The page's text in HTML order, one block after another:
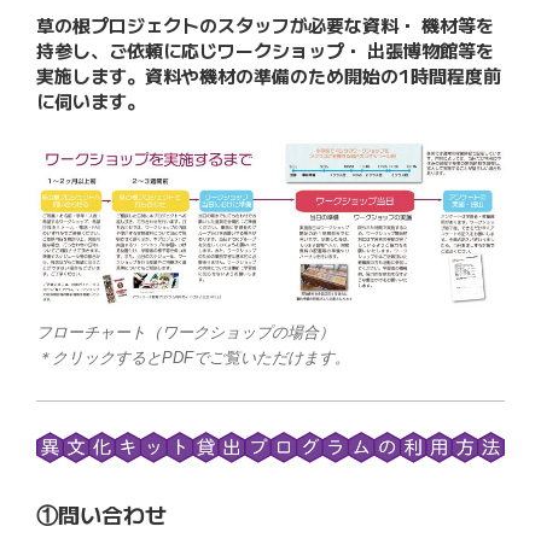
草の根プロジェクトのスタッフが必要な資料・ 機材等を
持参し、ご依頼に応じワークショップ・ 出張博物館等を
実施します。資料や機材の準備のため開始の1時間程度前
に伺います。
フローチャート（ワークショップの場合）
＊クリックするとPDFでご覧いただけます。
①問い合わせ